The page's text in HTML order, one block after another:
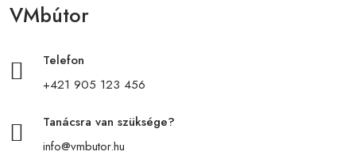
VMbútor
Telefon
+421 905 123 456
Tanácsra van szüksége?
info@vmbutor.hu